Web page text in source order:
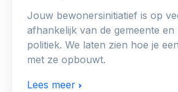
Jouw bewonersinitiatief is op
afhankelijk van de gemeente en
politiek. We laten zien hoe je
met ze opbouwt.
Lees meer